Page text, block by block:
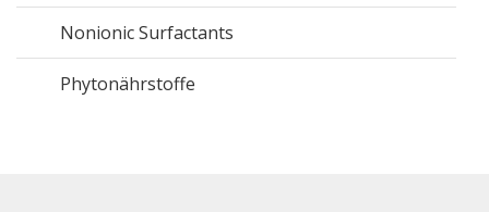
Nonionic Surfactants
Phytonährstoffe